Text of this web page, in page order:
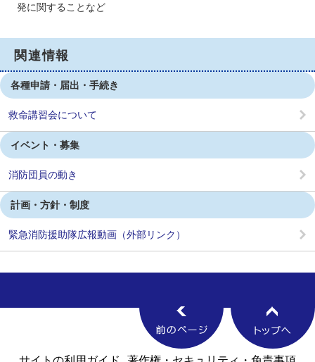
発に関することなど
関連情報
各種申請・届出・手続き
救命講習会について
イベント・募集
消防団員の動き
計画・方針・制度
緊急消防援助隊広報動画（外部リンク）